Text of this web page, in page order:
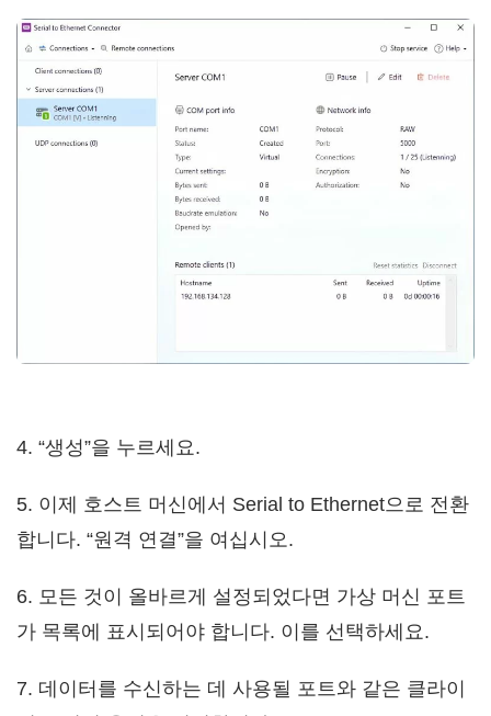
4. “생성”을 누르세요.
5. 이제 호스트 머신에서 Serial to Ethernet으로 전환
합니다. “원격 연결”을 여십시오.
6. 모든 것이 올바르게 설정되었다면 가상 머신 포트
가 목록에 표시되어야 합니다. 이를 선택하세요.
7. 데이터를 수신하는 데 사용될 포트와 같은 클라이